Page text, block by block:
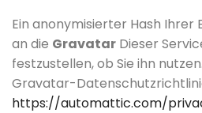
Ein anonymisierter Hash Ihrer
an die Gravatar Dieser
festzustellen, ob Sie ihn nutzen.
Gravatar-
https://automattic.com/